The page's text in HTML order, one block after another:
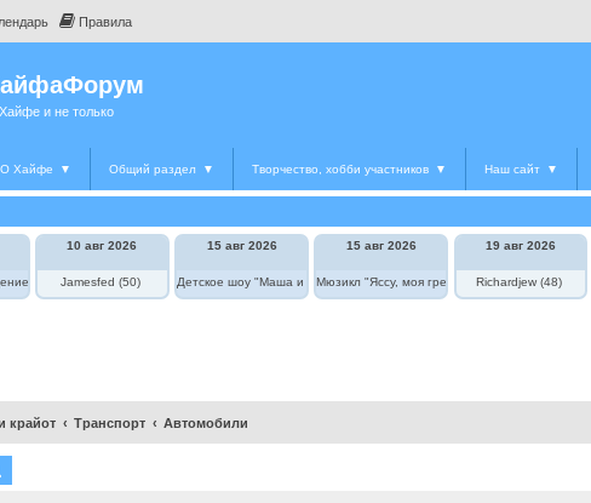
Правила
и не только
О Хайфе ▼ Общий раздел ▼ Творчество, хобби участников ▼ Наш сайт ▼
Элле Фицджеральд"
10 авг 2026
Jamesfed (50)
15 авг 2026
Детское шоу "Маша и Медведь в цирке"
15 авг 2026
Мюзикл "Яссу, моя греческая любовь"
19 авг 2026
Richardjew (48)
крайот Транспорт Автомобили